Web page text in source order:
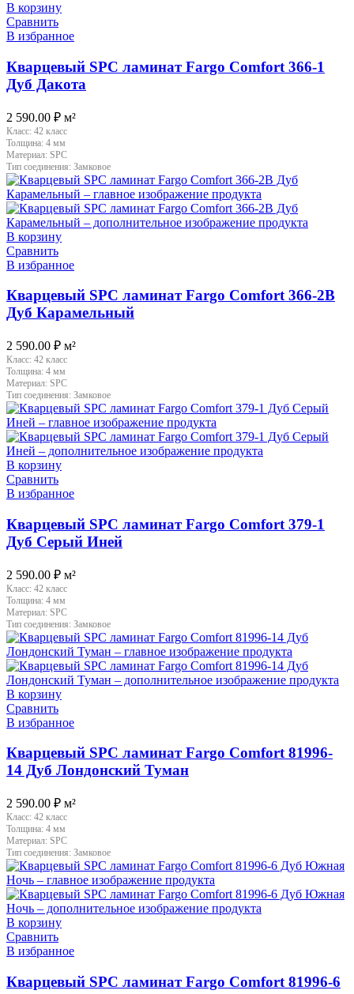
В корзину
Сравнить
В избранное
Кварцевый SPC ламинат Fargo Comfort 366-1
Дуб Дакота
2 590.00 ₽ м²
Класс: 42 класс
Толщина: 4 мм
Материал: SPC
Тип соединения: Замковое
В корзину
Сравнить
В избранное
Кварцевый SPC ламинат Fargo Comfort 366-2B
Дуб Карамельный
2 590.00 ₽ м²
Класс: 42 класс
Толщина: 4 мм
Материал: SPC
Тип соединения: Замковое
В корзину
Сравнить
В избранное
Кварцевый SPC ламинат Fargo Comfort 379-1
Дуб Серый Иней
2 590.00 ₽ м²
Класс: 42 класс
Толщина: 4 мм
Материал: SPC
Тип соединения: Замковое
В корзину
Сравнить
В избранное
Кварцевый SPC ламинат Fargo Comfort 81996-
14 Дуб Лондонский Туман
2 590.00 ₽ м²
Класс: 42 класс
Толщина: 4 мм
Материал: SPC
Тип соединения: Замковое
В корзину
Сравнить
В избранное
Кварцевый SPC ламинат Fargo Comfort 81996-6